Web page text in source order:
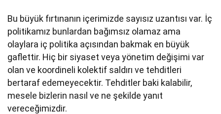
Bu büyük fırtınanın içerimizde sayısız uzantısı var. İç
politikamız bunlardan bağımsız olamaz ama
olaylara iç politika açısından bakmak en büyük
gaflettir. Hiç bir siyaset veya yönetim değişimi var
olan ve koordineli kolektif saldırı ve tehditleri
bertaraf edemeyecektir. Tehditler baki kalabilir,
mesele bizlerin nasıl ve ne şekilde yanıt
vereceğimizdir.